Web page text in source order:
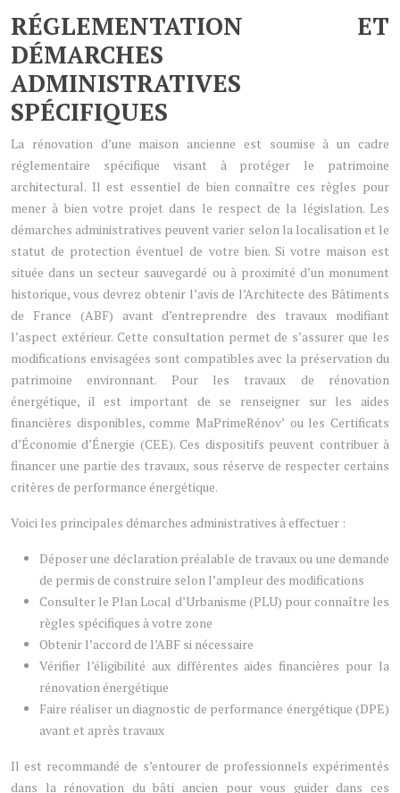
RÉGLEMENTATION ET
DÉMARCHES
ADMINISTRATIVES
SPÉCIFIQUES
La rénovation d’une maison ancienne est soumise à un cadre
réglementaire spécifique visant à protéger le patrimoine
architectural. Il est essentiel de bien connaître ces règles pour
mener à bien votre projet dans le respect de la législation. Les
démarches administratives peuvent varier selon la localisation et le
statut de protection éventuel de votre bien. Si votre maison est
située dans un secteur sauvegardé ou à proximité d’un monument
historique, vous devrez obtenir l’avis de l’Architecte des Bâtiments
de France (ABF) avant d’entreprendre des travaux modifiant
l’aspect extérieur. Cette consultation permet de s’assurer que les
modifications envisagées sont compatibles avec la préservation du
patrimoine environnant. Pour les travaux de rénovation
énergétique, il est important de se renseigner sur les aides
financières disponibles, comme MaPrimeRénov’ ou les Certificats
d’Économie d’Énergie (CEE). Ces dispositifs peuvent contribuer à
financer une partie des travaux, sous réserve de respecter certains
critères de performance énergétique.
Voici les principales démarches administratives à effectuer :
Déposer une déclaration préalable de travaux ou une demande
de permis de construire selon l’ampleur des modifications
Consulter le Plan Local d’Urbanisme (PLU) pour connaître les
règles spécifiques à votre zone
Obtenir l’accord de l’ABF si nécessaire
Vérifier l’éligibilité aux différentes aides financières pour la
rénovation énergétique
Faire réaliser un diagnostic de performance énergétique (DPE)
avant et après travaux
Il est recommandé de s’entourer de professionnels expérimentés
dans la rénovation du bâti ancien pour vous guider dans ces